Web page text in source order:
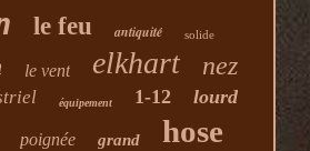
le feu antiquité solide
le vent elkhart nez
équipement 1-12 lourd
poignée grand hose